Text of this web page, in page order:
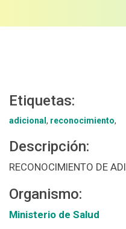
Etiquetas:
adicional , reconocimiento,
Descripción:
RECONOCIMIENTO DE
Organismo:
Ministerio de Salud